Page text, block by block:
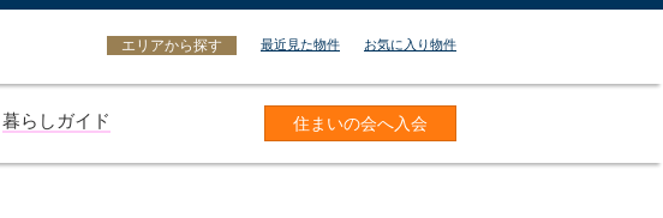
エリアから探す 最近見た物件 お気に入り物件
住まいの会へ入会
暮らしガイド